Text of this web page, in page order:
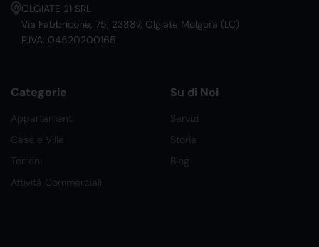
OLGIATE 21 SRL
Via Fabbricone, 75, 23887, Olgiate Molgora (LC)
P.IVA: 04520200165
Categorie
Appartamenti
Case e Ville
Terreni
Attività Commerciali
Su di Noi
Servizi
Storia
Blog